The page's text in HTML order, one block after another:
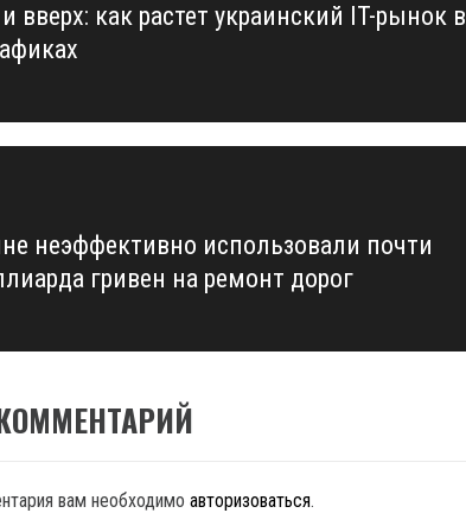
вверх: как растет украинский IT-рынок в
неэффективно использовали почти
гривен на ремонт дорог
вам необходимо авторизоваться.